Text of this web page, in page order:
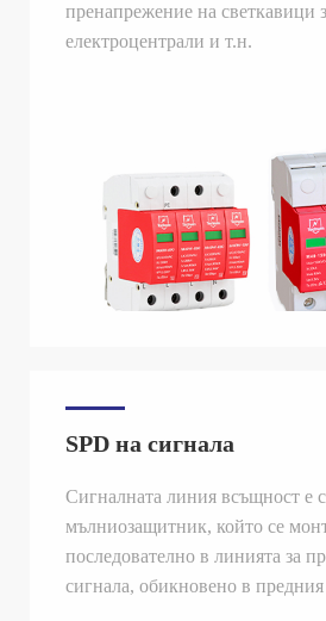
пренапрежение на светкавици
електроцентрали и т.н.
SPD на сигнала
Сигналната линия всъщност е
мълниозащитник, който се
последователно в линията за
сигнала, обикновено в